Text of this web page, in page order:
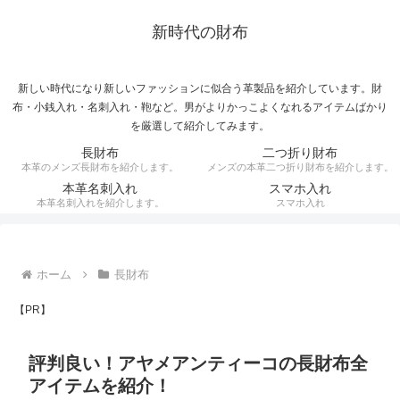
新時代の財布
新しい時代になり新しいファッションに似合う革製品を紹介しています。財
布・小銭入れ・名刺入れ・鞄など。男がよりかっこよくなれるアイテムばかり
を厳選して紹介してみます。
長財布
本革のメンズ長財布を紹介します。
二つ折り財布
メンズの本革二つ折り財布を紹介します。
本革名刺入れ
本革名刺入れを紹介します。
スマホ入れ
スマホ入れ
ホーム 長財布
【PR】
評判良い！アヤメアンティーコの長財布全
アイテムを紹介！